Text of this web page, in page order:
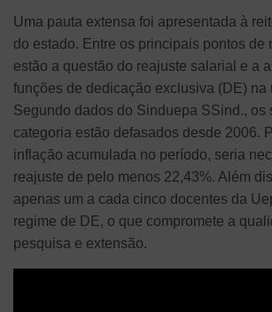
Uma pauta extensa foi apresentada à
do estado. Entre os principais pontos de
estão a questão do reajuste salarial e a
funções de dedicação exclusiva (DE) na
Segundo dados do Sinduepa SSind., os
categoria estão defasados desde 2006.
inflação acumulada no período, seria
reajuste de pelo menos 22,43%. Além
apenas um a cada cinco docentes da
regime de DE, o que compromete a
pesquisa e extensão.